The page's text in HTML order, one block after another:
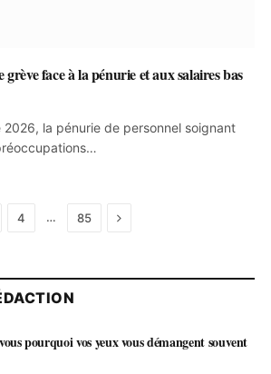
grève face à la pénurie et aux salaires bas
2026, la pénurie de personnel soignant
4 … 85 Next
pourquoi vos yeux vous démangent souvent